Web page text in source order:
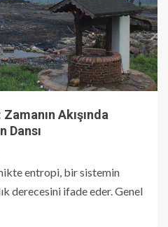
Akışında
Dansı
entropi, bir sistemin
derecesini ifade eder. Genel